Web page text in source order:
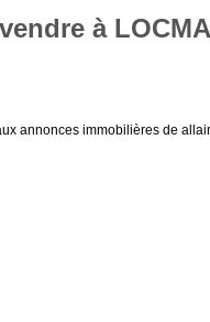
à
annonces immobilières de